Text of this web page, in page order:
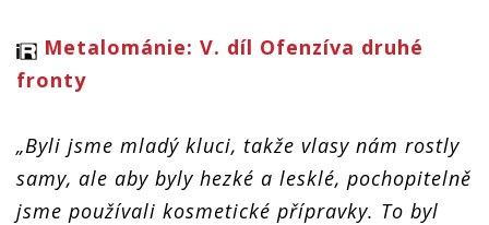
Metalománie: V. díl Ofenzíva druhé
fronty
„Byli jsme mladý kluci, takže vlasy nám rostly
samy, ale aby byly hezké a lesklé, pochopitelně
jsme používali kosmetické přípravky. To byl